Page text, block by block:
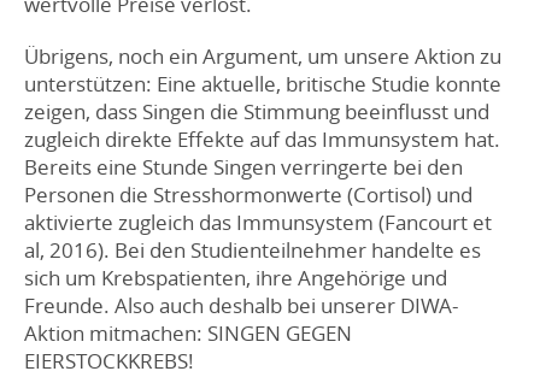
Übrigens, noch ein Argument, um unsere Aktion zu
unterstützen: Eine aktuelle, britische Studie konnte
zeigen, dass Singen die Stimmung beeinflusst und
zugleich direkte Effekte auf das Immunsystem hat.
Bereits eine Stunde Singen verringerte bei den
Personen die Stresshormonwerte (Cortisol) und
aktivierte zugleich das Immunsystem (Fancourt et
al, 2016). Bei den Studienteilnehmer handelte es
sich um Krebspatienten, ihre Angehörige und
Freunde. Also auch deshalb bei unserer DIWA-
Aktion mitmachen: SINGEN GEGEN
EIERSTOCKKREBS!